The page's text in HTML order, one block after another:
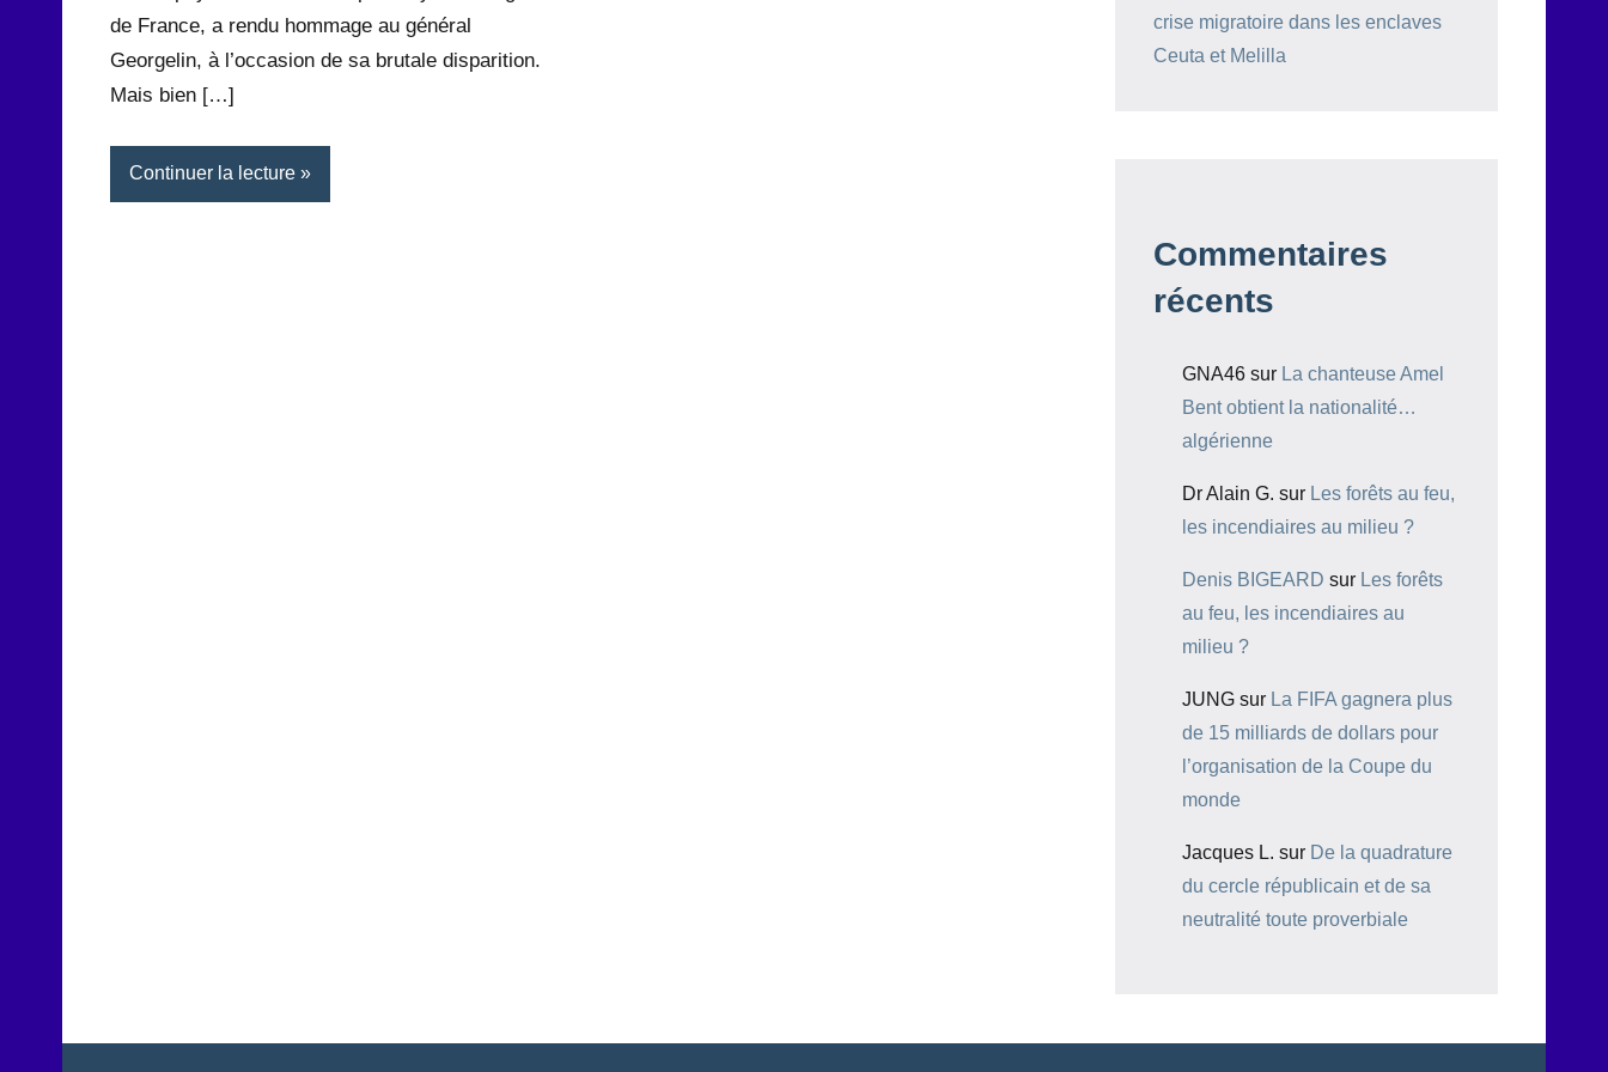
de France, a rendu hommage au général
Georgelin, à l’occasion de sa brutale disparition.
Mais bien […]
Continuer la lecture
crise migratoire dans les enclaves
Ceuta et Melilla
Commentaires
récents
GNA46 sur La chanteuse Amel
Bent obtient la nationalité…
algérienne
Dr Alain G. sur Les forêts au feu,
les incendiaires au milieu ?
Denis BIGEARD sur Les forêts
au feu, les incendiaires au
milieu ?
JUNG sur La FIFA gagnera plus
de 15 milliards de dollars pour
l’organisation de la Coupe du
monde
Jacques L. sur De la quadrature
du cercle républicain et de sa
neutralité toute proverbiale